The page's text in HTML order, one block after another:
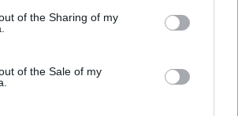
or usage behaviour. You may click to
to Google and its third-party tags to
specified purposes in below Google
of the Sharing of my
of the Sale of my
történetének" - mondta
Auksz
igazgatójáról,
Iglódi Istvánról
ki« engem. Gyakorlatilag mindent